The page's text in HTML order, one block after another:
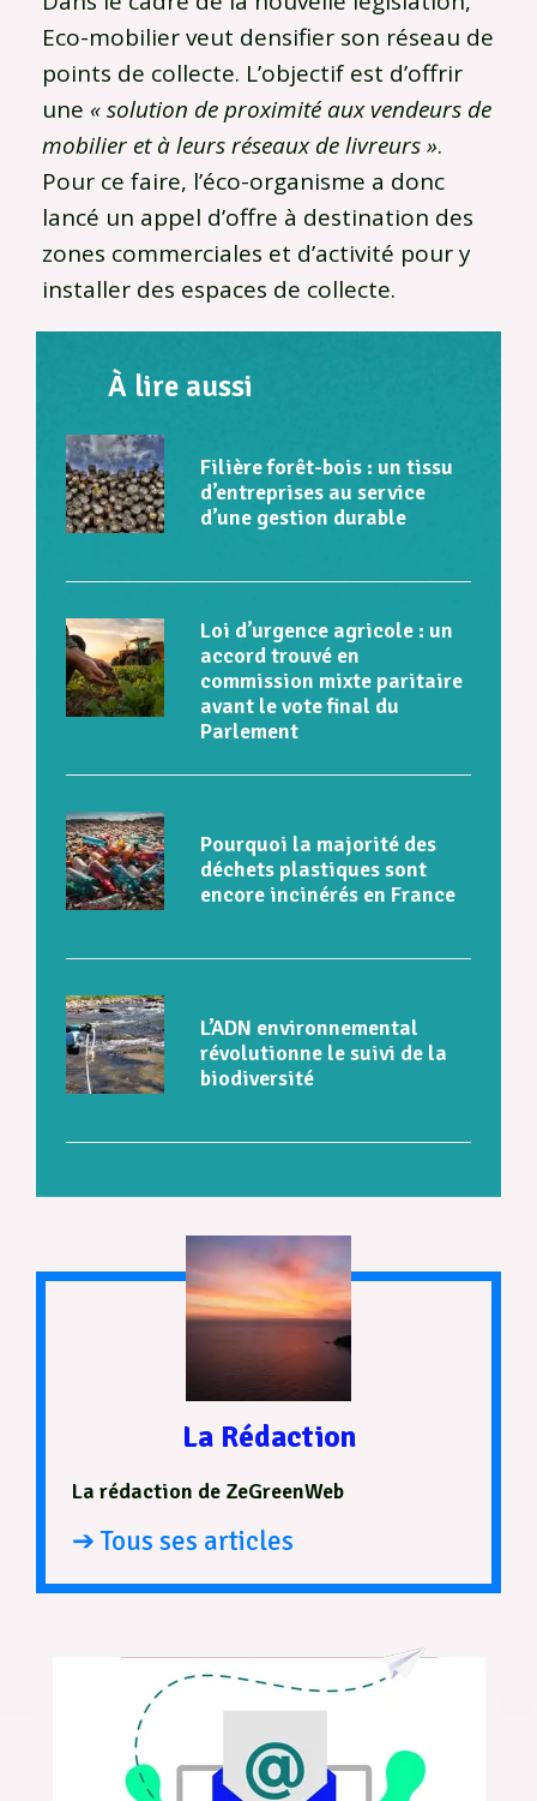
Eco-mobilier veut densifier son réseau de
points de collecte. L’objectif est d’offrir
une « solution de proximité aux vendeurs de
mobilier et à leurs réseaux de livreurs ».
Pour ce faire, l’éco-organisme a donc
lancé un appel d’offre à destination des
zones commerciales et d’activité pour y
installer des espaces de collecte.
À lire aussi
Filière forêt-bois : un tissu
d’entreprises au service
d’une gestion durable
Loi d’urgence agricole : un
accord trouvé en
commission mixte paritaire
avant le vote final du
Parlement
Pourquoi la majorité des
déchets plastiques sont
encore incinérés en France
L’ADN environnemental
révolutionne le suivi de la
biodiversité
La Rédaction
La rédaction de ZeGreenWeb
➔ Tous ses articles